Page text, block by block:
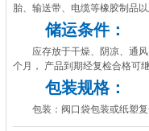
胎、输送带、电缆等橡胶制品
储运条件：
应存放于干燥、阴凉、通
个月， 产品到期经复检合格可
包装规格：
包装：阀口袋包装或纸塑